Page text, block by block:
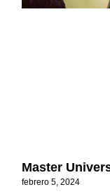
Master
febrero 5, 2024